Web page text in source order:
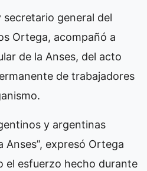
general del
Ortega, acompañó a
de la Anses, del acto
de trabajadores
y argentinas
expresó Ortega
el esfuerzo hecho durante